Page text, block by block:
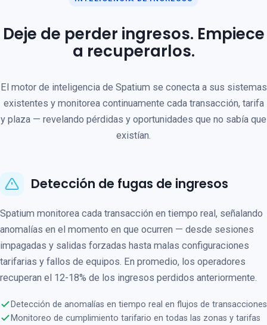
Deje de perder ingresos. Empiece
a recuperarlos.
El motor de inteligencia de Spatium se conecta a sus sistemas
existentes y monitorea continuamente cada transacción, tarifa
y plaza — revelando pérdidas y oportunidades que no sabía que
existían.
Detección de fugas de ingresos
Spatium monitorea cada transacción en tiempo real, señalando
anomalías en el momento en que ocurren — desde sesiones
impagadas y salidas forzadas hasta malas configuraciones
tarifarias y fallos de equipos. En promedio, los operadores
recuperan el 12-18% de los ingresos perdidos anteriormente.
Detección de anomalías en tiempo real en flujos de transacciones
Monitoreo de cumplimiento tarifario en todas las zonas y tarifas